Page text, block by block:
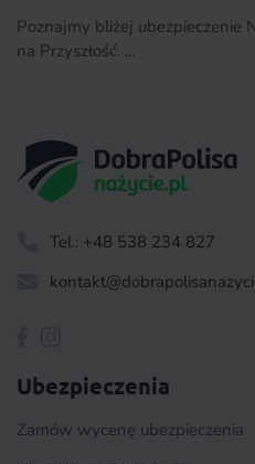
Poznajmy bliżej ubezpieczenie
na Przyszłość. ...
Tel.: +48 538 234 827
Ubezpieczenia
Zamów wycenę ubezpieczenia